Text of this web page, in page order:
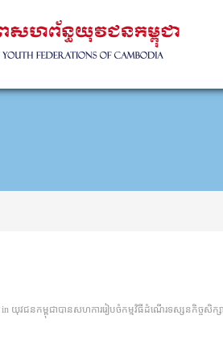
in យុវជនកម្ពុជាបានសហការរៀបចំកម្មវិធីដំណើរទស្សនកិច្ចសិក្